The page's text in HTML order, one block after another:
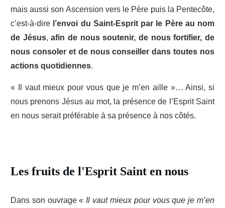
mais aussi son Ascension vers le Père puis la Pentecôte,
c’est-à-dire l’envoi du Saint-Esprit par le Père au nom
de Jésus,afin de nous soutenir, de nous fortifier, de
nous consoler et de nous conseiller dans toutes nos
actions quotidiennes.
« Il vaut mieux pour vous que je m’en aille »… Ainsi, si
nous prenons Jésus au mot, la présence de l’Esprit Saint
en nous serait préférable à sa présence à nos côtés.
Les fruits de l'Esprit Saint en nous
Dans son ouvrage « Il vaut mieux pour vous que je m’en